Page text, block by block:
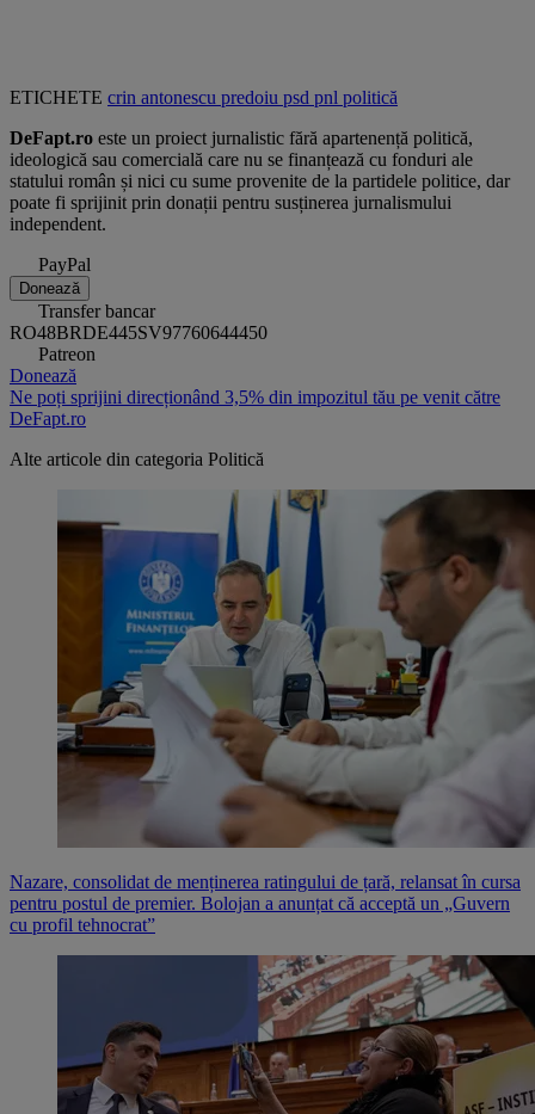
ETICHETE crin antonescu predoiu psd pnl politică
DeFapt.ro este un proiect jurnalistic fără apartenență politică,
ideologică sau comercială care nu se finanțează cu fonduri ale
statului român și nici cu sume provenite de la partidele politice, dar
poate fi sprijinit prin donații pentru susținerea jurnalismului
independent.
PayPal
Donează
Transfer bancar
RO48BRDE445SV97760644450
Patreon
Donează
Ne poți sprijini direcționând 3,5% din impozitul tău pe venit către
DeFapt.ro
Alte articole din categoria Politică
Nazare, consolidat de menținerea ratingului de țară, relansat în cursa
pentru postul de premier. Bolojan a anunțat că acceptă un „Guvern
cu profil tehnocrat”